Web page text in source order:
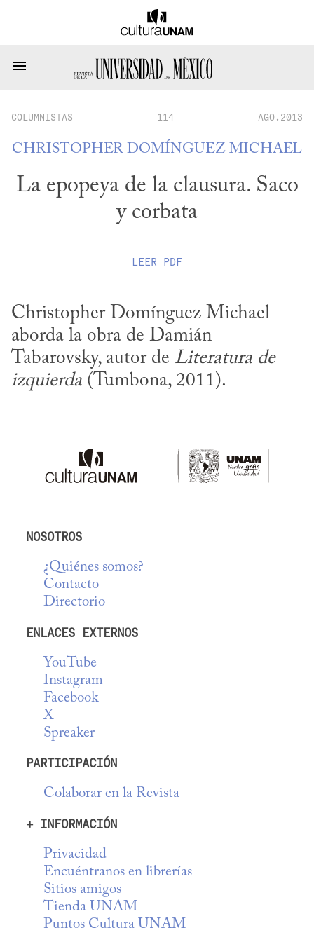
COLUMNISTAS 114 AGO.2013
CHRISTOPHER DOMÍNGUEZ MICHAEL
La epopeya de la clausura. Saco
y corbata
LEER PDF
Christopher Domínguez Michael
aborda la obra de Damián
Tabarovsky, autor de Literatura de
izquierda (Tumbona, 2011).
NOSOTROS
¿Quiénes somos?
Contacto
Directorio
ENLACES EXTERNOS
YouTube
Instagram
Facebook
X
Spreaker
PARTICIPACIÓN
Colaborar en la Revista
+ INFORMACIÓN
Privacidad
Encuéntranos en librerías
Sitios amigos
Tienda UNAM
Puntos Cultura UNAM